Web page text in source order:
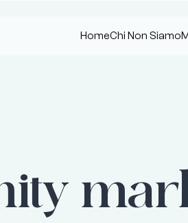
HomeChi Non Siamo